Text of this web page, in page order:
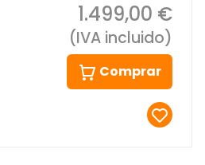
1.499,00 €
(IVA incluido)
Comprar